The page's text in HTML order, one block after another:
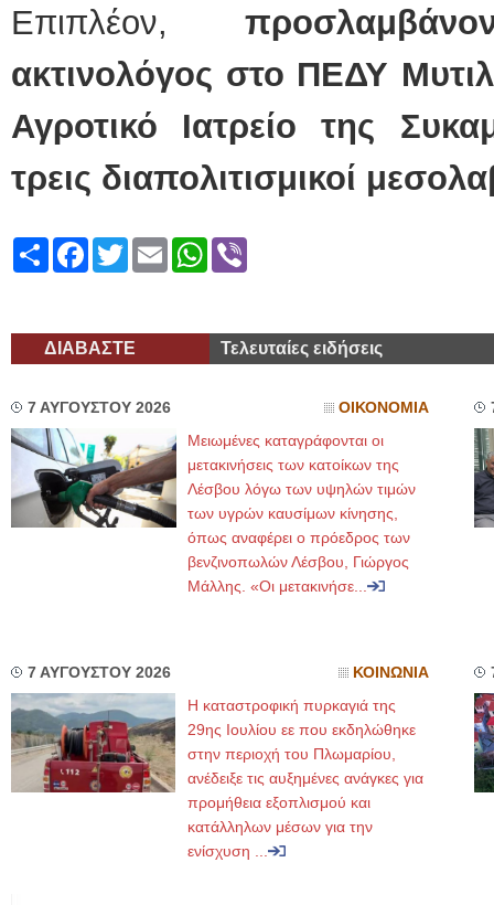
Επιπλέον,
ακτινολόγος στο ΠΕΔΥ
Αγροτικό Ιατρείο της
τρεις διαπολιτισμικοί
ShareFacebook
TwitterEmailWhatsApp
ΔΙΑΒΑΣΤΕ Τελευταίες ειδήσεις
7 ΑΥΓΟΥΣΤΟΥ 2026 ΟΙΚΟΝΟΜΙΑ
Μειωμένες καταγράφονται οι
μετακινήσεις των κατοίκων της
Λέσβου λόγω των υψηλών τιμών
των υγρών καυσίμων κίνησης,
όπως αναφέρει ο πρόεδρος των
βενζινοπωλών Λέσβου, Γιώργος
Μάλλης. «Οι μετακινήσε...
7 ΑΥΓΟΥΣΤΟΥ 2026 ΚΟΙΝΩΝΙΑ
Η καταστροφική πυρκαγιά της
29ης Ιουλίου εε που εκδηλώθηκε
στην περιοχή του Πλωμαρίου,
ανέδειξε τις αυξημένες ανάγκες για
προμήθεια εξοπλισμού και
κατάλληλων μέσων για την
ενίσχυση ...